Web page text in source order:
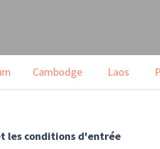
Cambodge Laos
les conditions d'entrée